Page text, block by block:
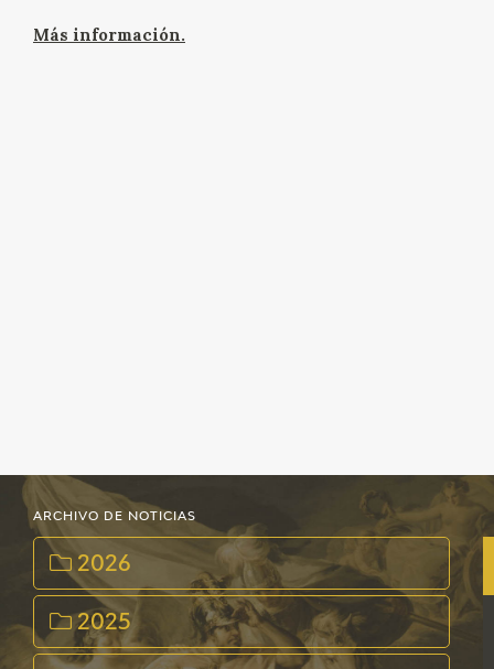
Más información.
ARCHIVO DE NOTICIAS
2026
2025